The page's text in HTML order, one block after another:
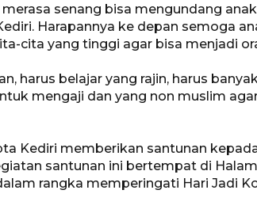
senang bisa mengundang
Harapannya ke depan semoga
cita yang tinggi agar bisa menjadi
harus belajar yang rajin, harus
mengaji dan yang non muslim
Kediri memberikan santunan
santunan ini bertempat di
rangka memperingati Hari Jadi